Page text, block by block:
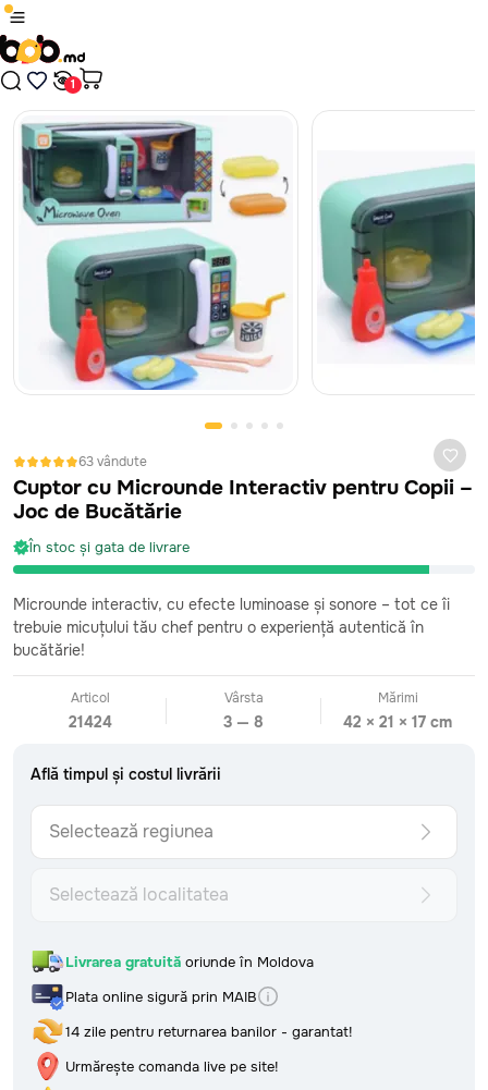
63 vândute
Cuptor cu Microunde Interactiv pentru Copii –
Joc de Bucătărie
În stoc și gata de livrare
Microunde interactiv, cu efecte luminoase și sonore – tot ce îi
trebuie micuțului tău chef pentru o experiență autentică în
bucătărie!
Articol
21424
Vârsta
3 — 8
Mărimi
42 × 21 × 17 cm
Află timpul și costul livrării
Selectează regiunea
Selectează localitatea
Livrarea gratuită oriunde în Moldova
Plata online sigură prin MAIB
14 zile pentru returnarea banilor - garantat!
Urmărește comanda live pe site!
63 vândute
În stoc și gata de livrare
Selectează regiunea
Selectează localitatea
Toate
Bebeluși
Fetițe mici 2-4 ani
Băieți mici 2-4 ani
Fetițe preșcolare 4-6 ani
Fetițe școlare
Băieți școlari
Surprize care sosesc
Văzute recent
INFORMAȚII
Urmărește comanda
Metoda de plată
Retur, rambursări și garanție
Întrebări frecvente (FAQ) și
răspunsuri
Politica de confidențialitate
Termeni și condiții
În cazul în care jucăria nu corespunde ca calitate, este defectă
sau nu arată așa cum te-ai așteptat, ai 14 zile la dispoziție să
ceri banii înapoi sau să schimbi jucăria. Vom prelua jucăria de la
tine de acasă sau oficiu, absolut gratuit. Mai mult despre
Plăți sigure cu card bancar, prin platforma MAIB, fără
comisioane, indiferent de banca ta.
Nici un rezultat găsit
Produsul a fost adăugat în coș
Continuă cumpărăturile
Treci în coș